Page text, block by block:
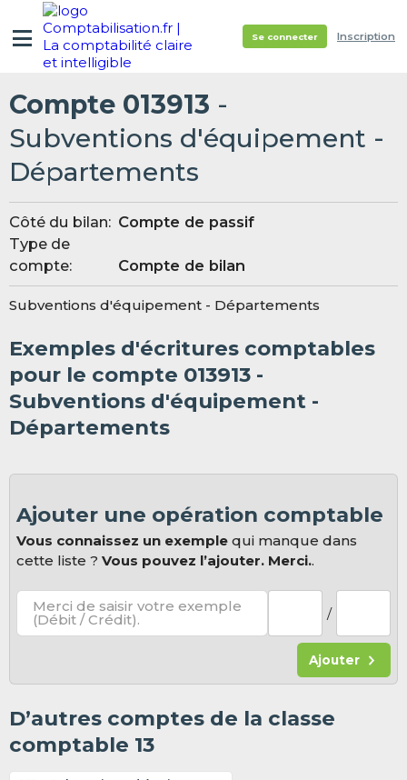
Se connecter Inscription
Compte 013913 -
Subventions d'équipement -
Départements
Côté du bilan: Compte de passif
Type de
compte:
Compte de bilan
Subventions d'équipement - Départements
Exemples d'écritures comptables
pour le compte 013913 -
Subventions d'équipement -
Départements
Ajouter une opération comptable
Vous connaissez un exemple qui manque dans
cette liste ?Vous pouvez l’ajouter. Merci..
Merci de saisir votre exemple
(Débit / Crédit). /
Ajouter
D’autres comptes de la classe
comptable 13